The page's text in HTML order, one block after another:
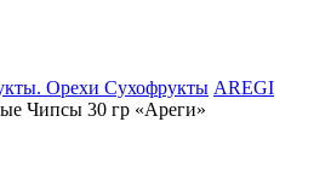
Орехи Сухофрукты AREGI
Чипсы 30 гр «Ареги»